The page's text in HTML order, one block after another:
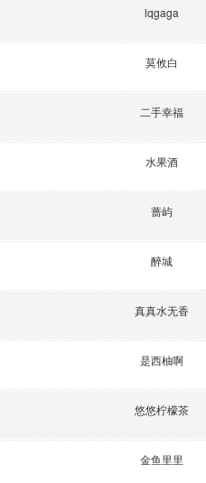
lqgaga
莫攸白
二手幸福
水果酒
蔷屿
醉城
真真水无香
是西柚啊
悠悠柠檬茶
金鱼里里